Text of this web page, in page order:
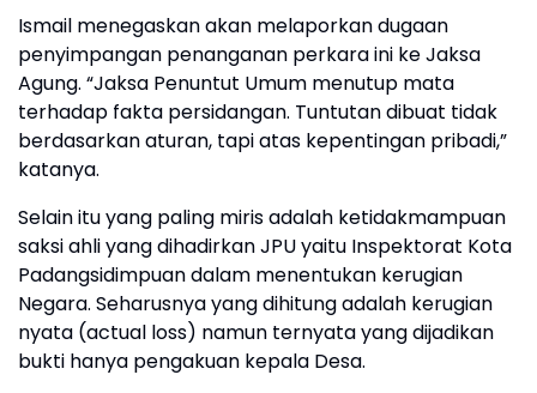
Ismail menegaskan akan melaporkan dugaan
penyimpangan penanganan perkara ini ke Jaksa
Agung. “Jaksa Penuntut Umum menutup mata
terhadap fakta persidangan. Tuntutan dibuat tidak
berdasarkan aturan, tapi atas kepentingan pribadi,”
katanya.
Selain itu yang paling miris adalah ketidakmampuan
saksi ahli yang dihadirkan JPU yaitu Inspektorat Kota
Padangsidimpuan dalam menentukan kerugian
Negara. Seharusnya yang dihitung adalah kerugian
nyata (actual loss) namun ternyata yang dijadikan
bukti hanya pengakuan kepala Desa.